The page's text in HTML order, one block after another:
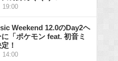
19:00
Weekend 12.0のDay2ヘ
「ポケモン feat. 初音ミ
！
14:00